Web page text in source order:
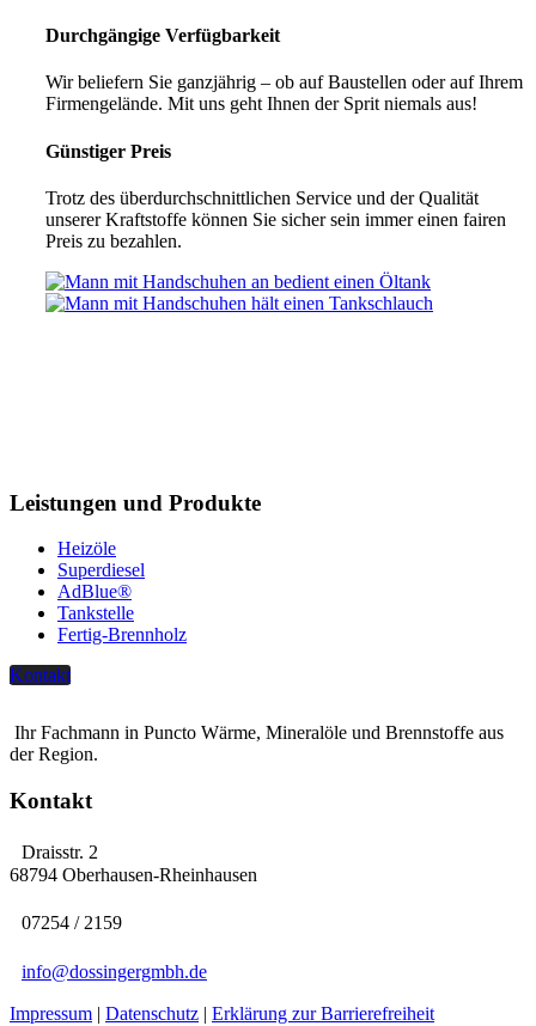
Durchgängige Verfügbarkeit
Wir beliefern Sie ganzjährig – ob auf Baustellen oder auf Ihrem
Firmengelände. Mit uns geht Ihnen der Sprit niemals aus!
Günstiger Preis
Trotz des überdurchschnittlichen Service und der Qualität
unserer Kraftstoffe können Sie sicher sein immer einen fairen
Preis zu bezahlen.
Leistungen und Produkte
Heizöle
Superdiesel
AdBlue®
Tankstelle
Fertig-Brennholz
Kontakt
Ihr Fachmann in Puncto Wärme, Mineralöle und Brennstoffe aus
der Region.
Kontakt
Draisstr. 2
68794 Oberhausen-Rheinhausen
07254 / 2159
info@dossingergmbh.de
Impressum | Datenschutz | Erklärung zur Barrierefreiheit